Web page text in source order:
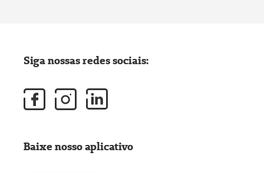
Siga nossas redes sociais:
Baixe nosso aplicativo